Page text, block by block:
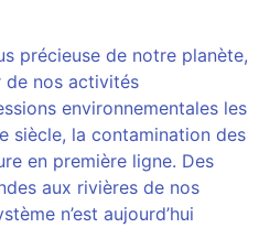
précieuse de notre planète,
de nos activités
environnementales les
siècle, la contamination des
en première ligne. Des
aux rivières de nos
n’est aujourd’hui